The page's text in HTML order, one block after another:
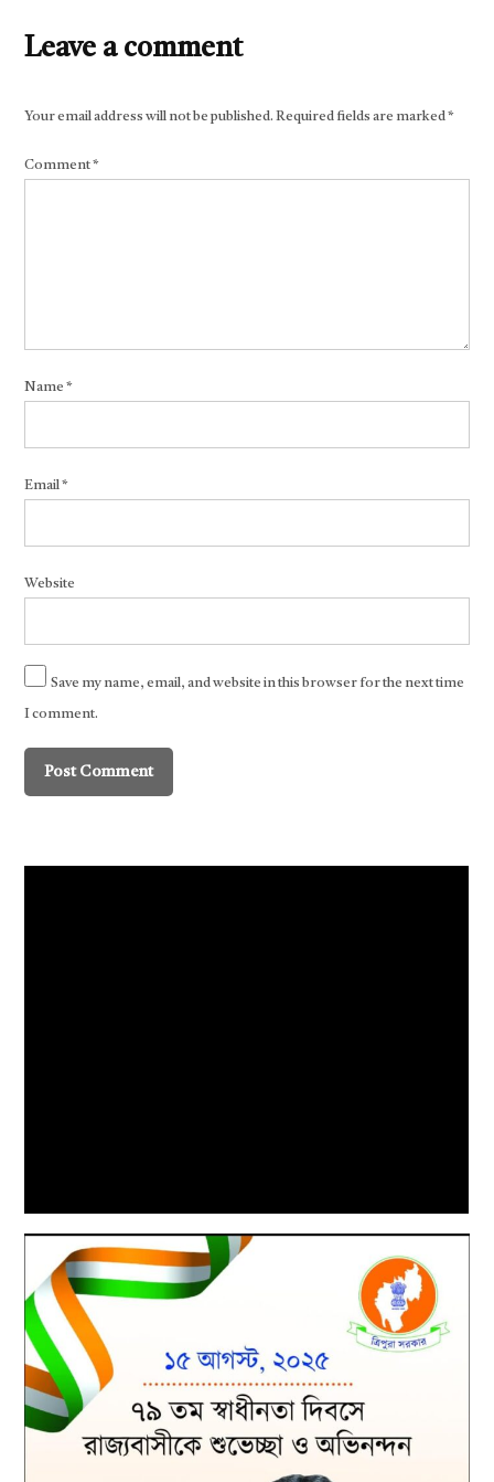
Leave a comment
Your email address will not be published. Required fields are marked*
Comment*
Name*
Email*
Website
Save my name, email, and website in this browser for the next time
I comment.